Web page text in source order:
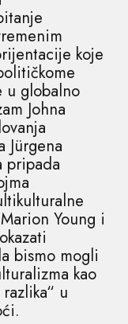
koje
u globalno
Johna
Jürgena
pripada
Young i
bismo mogli
kao
u